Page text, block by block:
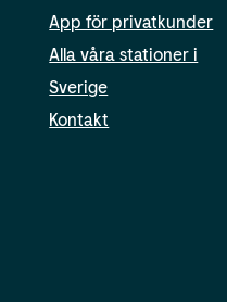
App för privatkunder
Alla våra stationer i
Sverige
Kontakt